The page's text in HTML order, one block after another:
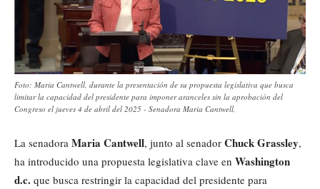
Foto: Maria Cantwell, durante la presentación de su propuesta legislativa que busca
limitar la capacidad del presidente para imponer aranceles sin la aprobación del
Congreso el jueves 4 de abril del 2025 - Senadora Maria Cantwell,
La senadora Maria Cantwell, junto al senador Chuck Grassley,
ha introducido una propuesta legislativa clave en Washington
d.c. que busca restringir la capacidad del presidente para